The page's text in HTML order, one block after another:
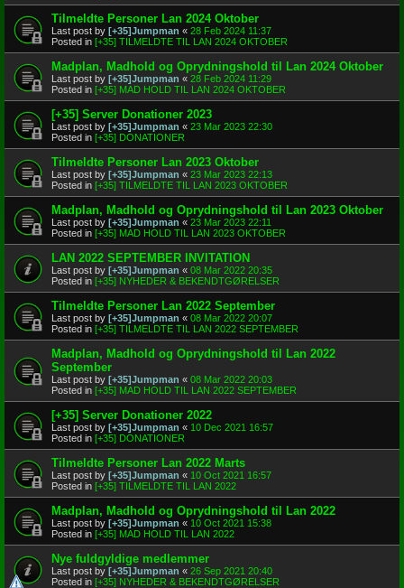
Tilmeldte Personer Lan 2024 Oktober
Last post by [+35]Jumpman « 28 Feb 2024 11:37
Posted in [+35] TILMELDTE TIL LAN 2024 OKTOBER
Madplan, Madhold og Oprydningshold til Lan 2024 Oktober
Last post by [+35]Jumpman « 28 Feb 2024 11:29
Posted in [+35] MAD HOLD TIL LAN 2024 OKTOBER
[+35] Server Donationer 2023
Last post by [+35]Jumpman « 23 Mar 2023 22:30
Posted in [+35] DONATIONER
Tilmeldte Personer Lan 2023 Oktober
Last post by [+35]Jumpman « 23 Mar 2023 22:13
Posted in [+35] TILMELDTE TIL LAN 2023 OKTOBER
Madplan, Madhold og Oprydningshold til Lan 2023 Oktober
Last post by [+35]Jumpman « 23 Mar 2023 22:11
Posted in [+35] MAD HOLD TIL LAN 2023 OKTOBER
LAN 2022 SEPTEMBER INVITATION
Last post by [+35]Jumpman « 08 Mar 2022 20:35
Posted in [+35] NYHEDER & BEKENDTGØRELSER
Tilmeldte Personer Lan 2022 September
Last post by [+35]Jumpman « 08 Mar 2022 20:07
Posted in [+35] TILMELDTE TIL LAN 2022 SEPTEMBER
Madplan, Madhold og Oprydningshold til Lan 2022
September
Last post by [+35]Jumpman « 08 Mar 2022 20:03
Posted in [+35] MAD HOLD TIL LAN 2022 SEPTEMBER
[+35] Server Donationer 2022
Last post by [+35]Jumpman « 10 Dec 2021 16:57
Posted in [+35] DONATIONER
Tilmeldte Personer Lan 2022 Marts
Last post by [+35]Jumpman « 10 Oct 2021 16:57
Posted in [+35] TILMELDTE TIL LAN 2022
Madplan, Madhold og Oprydningshold til Lan 2022
Last post by [+35]Jumpman « 10 Oct 2021 15:38
Posted in [+35] MAD HOLD TIL LAN 2022
Nye fuldgyldige medlemmer
Last post by [+35]Jumpman « 26 Sep 2021 20:40
Posted in [+35] NYHEDER & BEKENDTGØRELSER